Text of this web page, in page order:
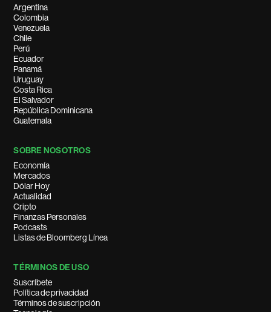
Argentina
Colombia
Venezuela
Chile
Perú
Ecuador
Panamá
Uruguay
Costa Rica
El Salvador
República Dominicana
Guatemala
SOBRE NOSOTROS
Economía
Mercados
Dólar Hoy
Actualidad
Cripto
Finanzas Personales
Podcasts
Listas de Bloomberg Línea
TÉRMINOS DE USO
Suscríbete
Política de privacidad
Términos de suscripción